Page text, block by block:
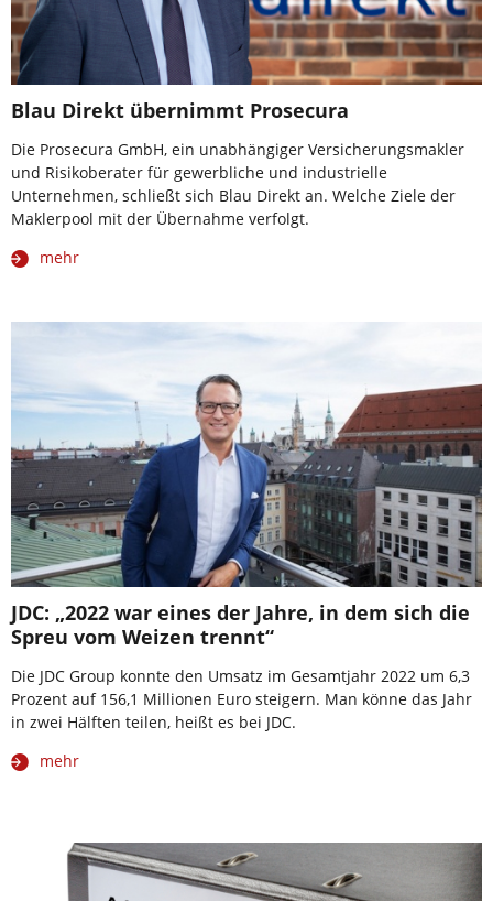
Blau Direkt übernimmt Prosecura
Die Prosecura GmbH, ein unabhängiger Versicherungsmakler
und Risikoberater für gewerbliche und industrielle
Unternehmen, schließt sich Blau Direkt an. Welche Ziele der
Maklerpool mit der Übernahme verfolgt.
mehr
JDC: „2022 war eines der Jahre, in dem sich die
Spreu vom Weizen trennt“
Die JDC Group konnte den Umsatz im Gesamtjahr 2022 um 6,3
Prozent auf 156,1 Millionen Euro steigern. Man könne das Jahr
in zwei Hälften teilen, heißt es bei JDC.
mehr